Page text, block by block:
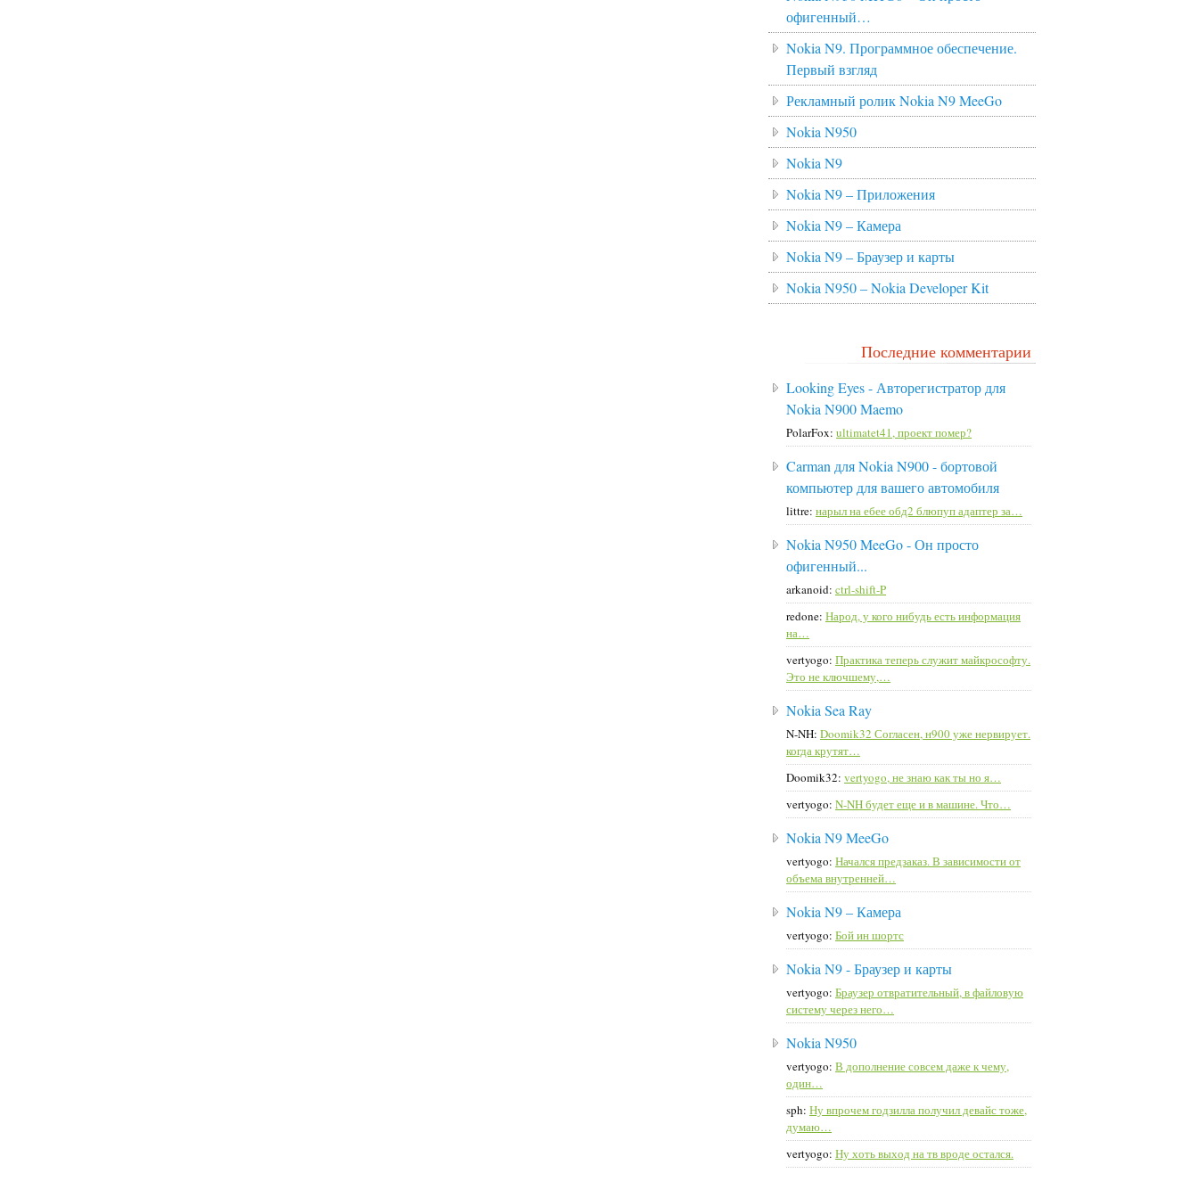
офигенный…
Nokia N9. Программное обеспечение.
Первый взгляд
Рекламный ролик Nokia N9 MeeGo
Nokia N950
Nokia N9
Nokia N9 – Приложения
Nokia N9 – Камера
Nokia N9 – Браузер и карты
Nokia N950 – Nokia Developer Kit
Последние комментарии
Looking Eyes - Авторегистратор для
Nokia N900 Maemo
PolarFox: ultimatet41, проект помер?
Carman для Nokia N900 - бортовой
компьютер для вашего автомобиля
littre: нарыл на ебее обд2 блюпуп адаптер за…
Nokia N950 MeeGo - Он просто
офигенный...
arkanoid: ctrl-shift-P
redone: Народ, у кого нибудь есть информация
на…
vertyogo: Практика теперь служит майкрософту.
Это не ключшему,…
Nokia Sea Ray
N-NH: Doomik32 Согласен, н900 уже нервирует.
когда крутят…
Doomik32: vertyogo, не знаю как ты но я…
vertyogo: N-NH будет еще и в машине. Что…
Nokia N9 MeeGo
vertyogo: Начался предзаказ. В зависимости от
объема внутренней…
Nokia N9 – Камера
vertyogo: Бой ин шортс
Nokia N9 - Браузер и карты
vertyogo: Браузер отвратительный, в файловую
систему через него…
Nokia N950
vertyogo: В дополнение совсем даже к чему,
один…
sph: Ну впрочем годзилла получил девайс тоже,
думаю…
vertyogo: Ну хоть выход на тв вроде остался.